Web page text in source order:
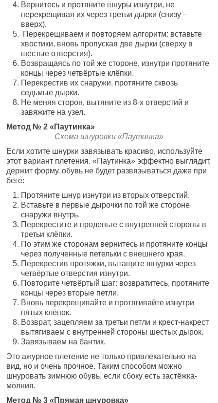
Вернитесь и протяните шнуры изнутри, не
перекрещивая их через третьи дырки (снизу –
вверх).
Перекрещиваем и повторяем алгоритм: вставьте
хвостики, вновь пропуская две дырки (сверху в
шестые отверстия).
Возвращаясь по той же стороне, изнутри протяните
концы через четвёртые клёпки.
Перекрестив их снаружи, протяните сквозь
седьмые дырки.
Не меняя сторон, вытяните из 8-х отверстий и
завяжите на узел.
Метод № 2 «Паутинка»
Схема шнуровки «Паутинка»
Если хотите шнурки завязывать красиво, используйте
этот вариант плетения. «Паутинка» эффектно выглядит,
держит форму, обувь не будет развязываться даже при
беге:
Протяните шнур изнутри из вторых отверстий.
Вставьте в первые дырочки по той же стороне
снаружи внутрь.
Перекрестите и проденьте с внутренней стороны в
третьи клёпки.
По этим же сторонам вернитесь и протяните концы
через полученные петельки с внешнего края.
Перекрестив протяжки, вытащите шнурки через
четвёртые отверстия изнутри.
Повторите четвёртый шаг: возвратитесь, протяните
концы через вторые петли.
Вновь перекрещивайте и протягивайте изнутри
пятых клёпок.
Возврат, зацепляем за третьи петли и крест-накрест
вытягиваем с внутренней стороны шестых дырок.
Завязываем на бантик.
Это ажурное плетение не только привлекательно на
вид, но и очень прочное. Таким способом можно
шнуровать зимнюю обувь, если сбоку есть застёжка-
молния.
Метод № 3 «Прямая шнуровка»